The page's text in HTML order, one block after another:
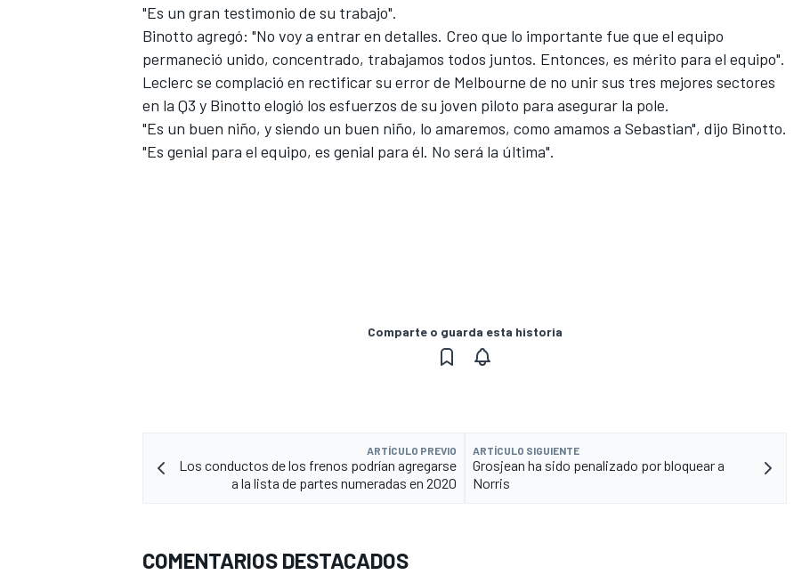
"Es un gran testimonio de su trabajo".
Binotto agregó: "No voy a entrar en detalles. Creo que lo importante fue que el equipo
permaneció unido, concentrado, trabajamos todos juntos. Entonces, es mérito para el equipo".
Leclerc se complació en rectificar su error de Melbourne de no unir sus tres mejores sectores
en la Q3 y Binotto elogió los esfuerzos de su joven piloto para asegurar la pole.
"Es un buen niño, y siendo un buen niño, lo amaremos, como amamos a Sebastian", dijo Binotto.
"Es genial para el equipo, es genial para él. No será la última".
Comparte o guarda esta historia
ARTÍCULO PREVIO
Los conductos de los frenos podrían agregarse
a la lista de partes numeradas en 2020
ARTÍCULO SIGUIENTE
Grosjean ha sido penalizado por bloquear a
Norris
COMENTARIOS DESTACADOS